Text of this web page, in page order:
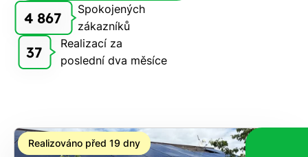
Rádi
zdarma
pošleme,
Stačí
nám dát
4 867
Spokojených
zákazníků
37
Realizací za
poslední dva měsíce
Realizováno před 19 dny